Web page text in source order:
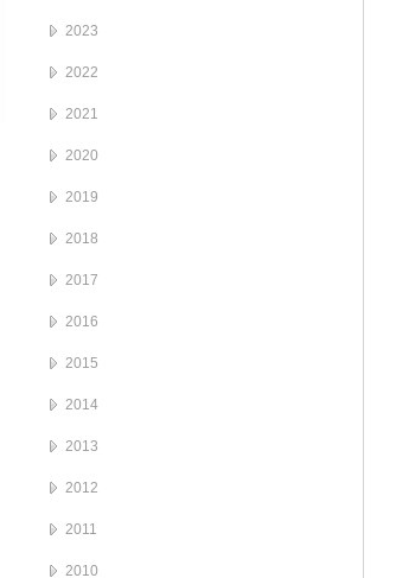
2023
2022
2021
2020
2019
2018
2017
2016
2015
2014
2013
2012
2011
2010